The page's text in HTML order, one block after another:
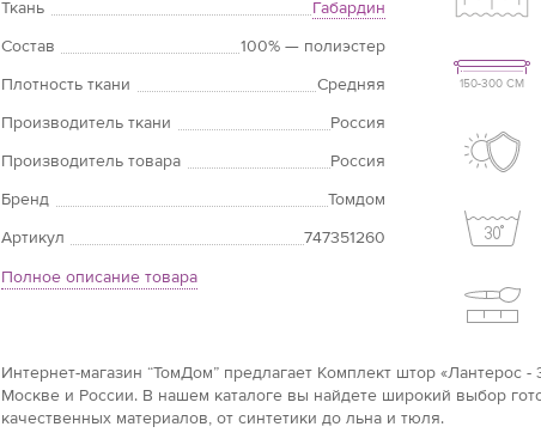
Ткань
Габардин
Состав
100% — полиэстер
Плотность ткани
Средняя
Производитель ткани
Россия
Производитель товара
Россия
Бренд
Томдом
Артикул
747351260
Полное описание товара
150-300 СМ
Интернет-магазин “ТомДом” предлагает Комплект штор «Лантерос -
Москве и России. В нашем каталоге вы найдете широкий выбор
качественных материалов, от синтетики до льна и тюля.